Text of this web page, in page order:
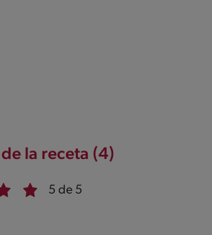
la receta (4)
5 de 5